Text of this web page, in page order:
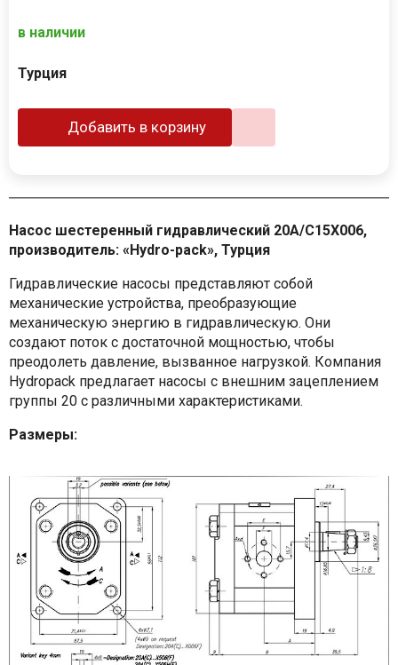
в наличии
Турция
Добавить в корзину
Насос шестеренный гидравлический 20A/C15X006,
производитель: «Hydro-pack», Турция
Гидравлические насосы представляют собой
механические устройства, преобразующие
механическую энергию в гидравлическую. Они
создают поток с достаточной мощностью, чтобы
преодолеть давление, вызванное нагрузкой. Компания
Hydropack предлагает насосы с внешним зацеплением
группы 20 с различными характеристиками.
Размеры: